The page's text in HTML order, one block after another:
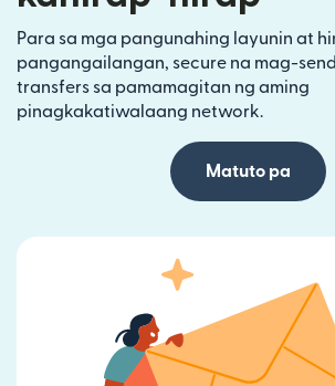
Para sa mga pangunahing layunin at
pangangailangan, secure na mag-
transfers sa pamamagitan ng aming
pinagkakatiwalaang network.
Matuto pa